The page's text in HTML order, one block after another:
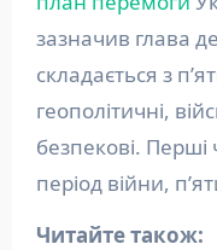
зазначив глава
складається з
геополітичні,
безпекові. Перші
період війни,
Читайте також: